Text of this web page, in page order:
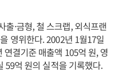
출·금형, 철 스크랩, 외식프랜
영위한다. 2002년 1월17일
결기준 매출액 105억 원, 영
59억 원의 실적을 기록했다.